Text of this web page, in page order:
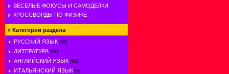
ВЕСЕЛЫЕ ФОКУСЫ И САМОДЕЛКИ
КРОССВОРДЫ ПО ФИЗИКЕ
» Категории раздела
РУССКИЙ ЯЗЫК [50]
ЛИТЕРАТУРА [91]
АНГЛИЙСКИЙ ЯЗЫК [58]
ИТАЛЬЯНСКИЙ ЯЗЫК [6]